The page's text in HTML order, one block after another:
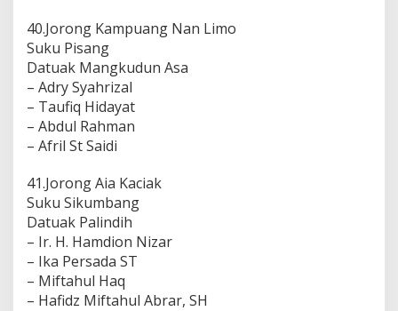
40.Jorong Kampuang Nan Limo
Suku Pisang
Datuak Mangkudun Asa
– Adry Syahrizal
– Taufiq Hidayat
– Abdul Rahman
– Afril St Saidi
41.Jorong Aia Kaciak
Suku Sikumbang
Datuak Palindih
– Ir. H. Hamdion Nizar
– Ika Persada ST
– Miftahul Haq
– Hafidz Miftahul Abrar, SH